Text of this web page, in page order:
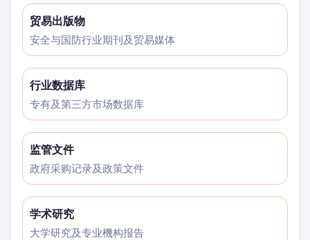
贸易出版物
安全与国防行业期刊及贸易媒体
行业数据库
专有及第三方市场数据库
监管文件
政府采购记录及政策文件
学术研究
大学研究及专业機构报告